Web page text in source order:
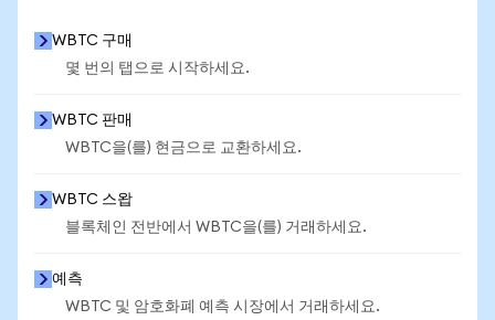
WBTC 구매
몇 번의 탭으로 시작하세요.
WBTC 판매
WBTC을(를) 현금으로 교환하세요.
WBTC 스왑
블록체인 전반에서 WBTC을(를) 거래하세요.
예측
WBTC 및 암호화폐 예측 시장에서 거래하세요.